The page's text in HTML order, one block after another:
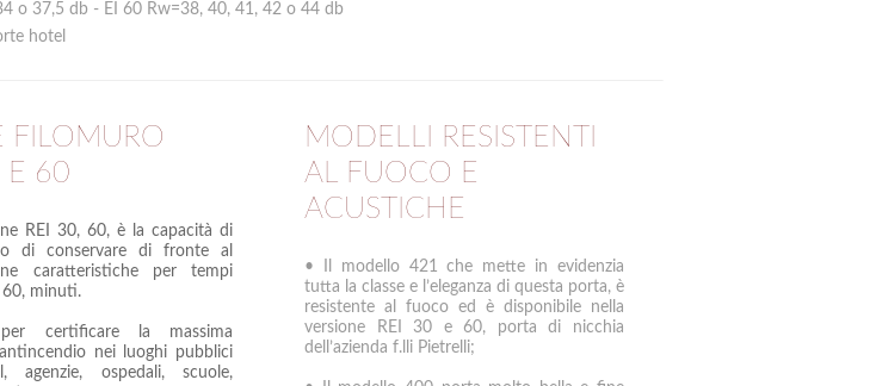
o 37,5 db - EI 60 Rw=38, 40, 41, 42 o 44 db
hotel
FILOMURO
E 60
REI 30, 60, è la capacità di
di conservare di fronte al
caratteristiche per tempi
minuti.
per certificare la massima
nei luoghi pubblici
agenzie, ospedali, scuole,
MODELLI RESISTENTI
AL FUOCO E
ACUSTICHE
• Il modello 421 che mette in evidenzia
tutta la classe e l’eleganza di questa porta, è
resistente al fuoco ed è disponibile nella
versione REI 30 e 60, porta di nicchia
dell’azienda f.lli Pietrelli;